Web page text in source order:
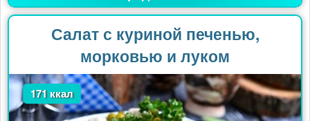
Салат с куриной печенью,
морковью и луком
171 ккал